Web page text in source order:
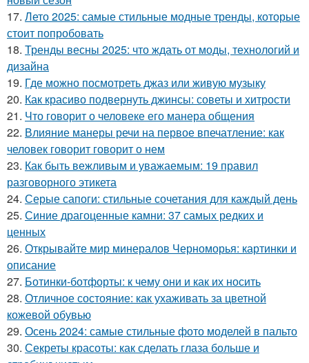
17. Лето 2025: самые стильные модные тренды, которые
стоит попробовать
18. Тренды весны 2025: что ждать от моды, технологий и
дизайна
19. Где можно посмотреть джаз или живую музыку
20. Как красиво подвернуть джинсы: советы и хитрости
21. Что говорит о человеке его манера общения
22. Влияние манеры речи на первое впечатление: как
человек говорит говорит о нем
23. Как быть вежливым и уважаемым: 19 правил
разговорного этикета
24. Серые сапоги: стильные сочетания для каждый день
25. Синие драгоценные камни: 37 самых редких и
ценных
26. Открывайте мир минералов Черноморья: картинки и
описание
27. Ботинки-ботфорты: к чему они и как их носить
28. Отличное состояние: как ухаживать за цветной
кожевой обувью
29. Осень 2024: самые стильные фото моделей в пальто
30. Секреты красоты: как сделать глаза больше и